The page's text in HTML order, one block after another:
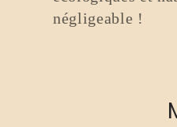
r
négligeable !